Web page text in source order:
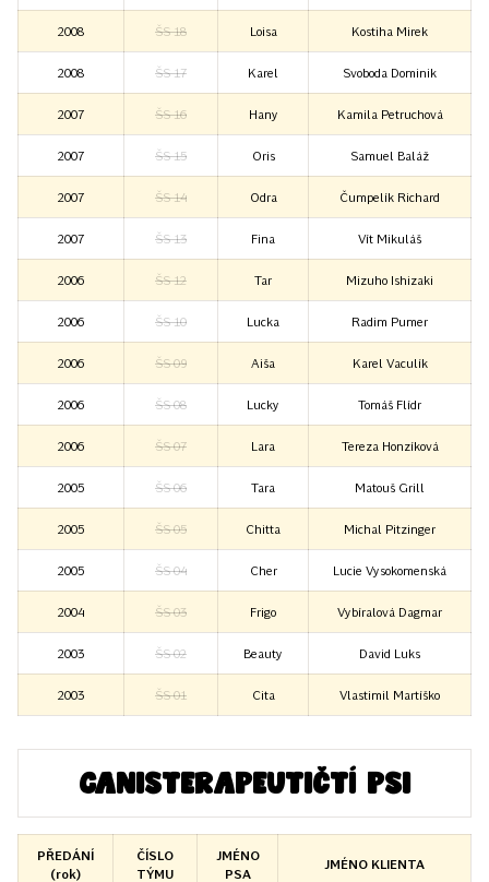
2008 ŠS 18 Loisa Kostiha Mirek
2008 ŠS 17 Karel Svoboda Dominik
2007 ŠS 16 Hany Kamila Petruchová
2007 ŠS 15 Oris Samuel Baláž
2007 ŠS 14 Odra Čumpelík Richard
2007 ŠS 13 Fina Vít Mikuláš
2006 ŠS 12 Tar Mizuho Ishizaki
2006 ŠS 10 Lucka Radim Pumer
2006 ŠS 09 Aiša Karel Vaculík
2006 ŠS 08 Lucky Tomáš Flídr
2006 ŠS 07 Lara Tereza Honzíková
2005 ŠS 06 Tara Matouš Grill
2005 ŠS 05 Chitta Michal Pitzinger
2005 ŠS 04 Cher Lucie Vysokomenská
2004 ŠS 03 Frigo Vybíralová Dagmar
2003 ŠS 02 Beauty David Luks
2003 ŠS 01 Cita Vlastimil Martíško
Canisterapeutičtí psi
PŘEDÁNÍ
(rok)
ČÍSLO
TÝMU
JMÉNO
PSA
JMÉNO KLIENTA